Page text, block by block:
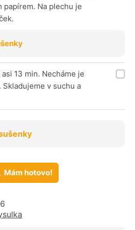
papírem. Na plechu je
13 min. Necháme je
v suchu a
Mám hotovo!